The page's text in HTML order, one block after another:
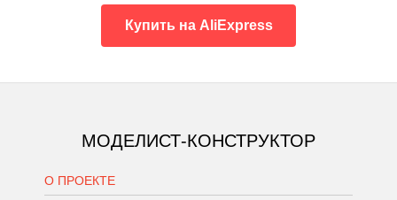
Купить на AliExpress
МОДЕЛИСТ-КОНСТРУКТОР
О ПРОЕКТЕ